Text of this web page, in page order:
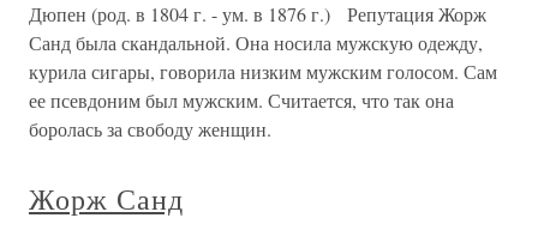
Дюпен (род. в 1804 г. - ум. в 1876 г.) Репутация Жорж
Санд была скандальной. Она носила мужскую одежду,
курила сигары, говорила низким мужским голосом. Сам
ее псевдоним был мужским. Считается, что так она
боролась за свободу женщин.
Жорж Санд